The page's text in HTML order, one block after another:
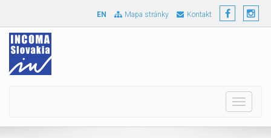
EN Mapa stránky Kontakt
Toggle